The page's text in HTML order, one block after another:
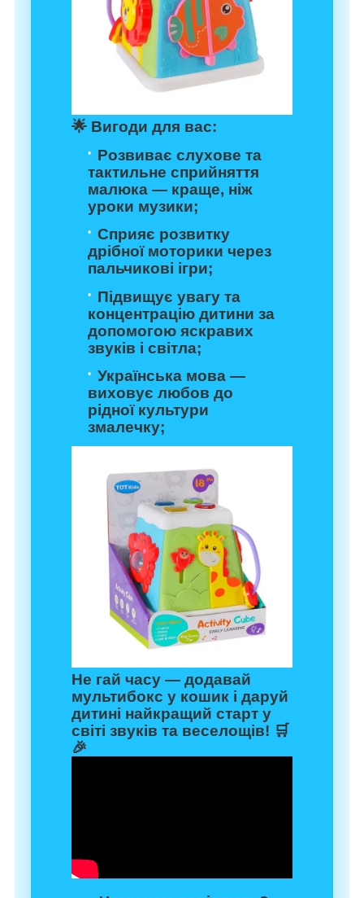
🌟 Вигоди для вас:
Розвиває слухове та
тактильне сприйняття
малюка — краще, ніж
уроки музики;
Сприяє розвитку
дрібної моторики через
пальчикові ігри;
Підвищує увагу та
концентрацію дитини за
допомогою яскравих
звуків і світла;
Українська мова —
виховує любов до
рідної культури
змалечку;
Не гай часу — додавай
мультибокс у кошик і даруй
дитині найкращий старт у
світі звуків та веселощів! 🛒
🎉